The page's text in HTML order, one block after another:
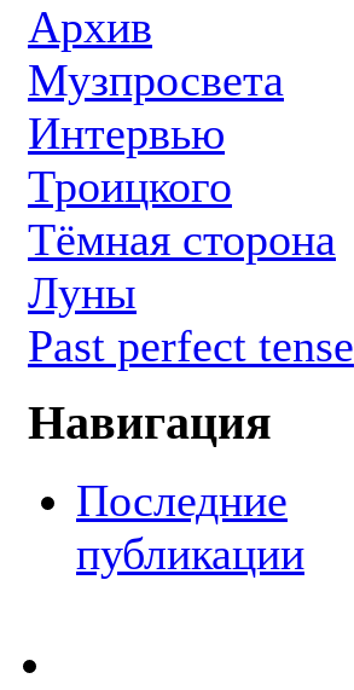
Архив
Музпросвета
Интервью
Троицкого
Тёмная сторона
Луны
Past perfect tense
Навигация
Последние
публикации